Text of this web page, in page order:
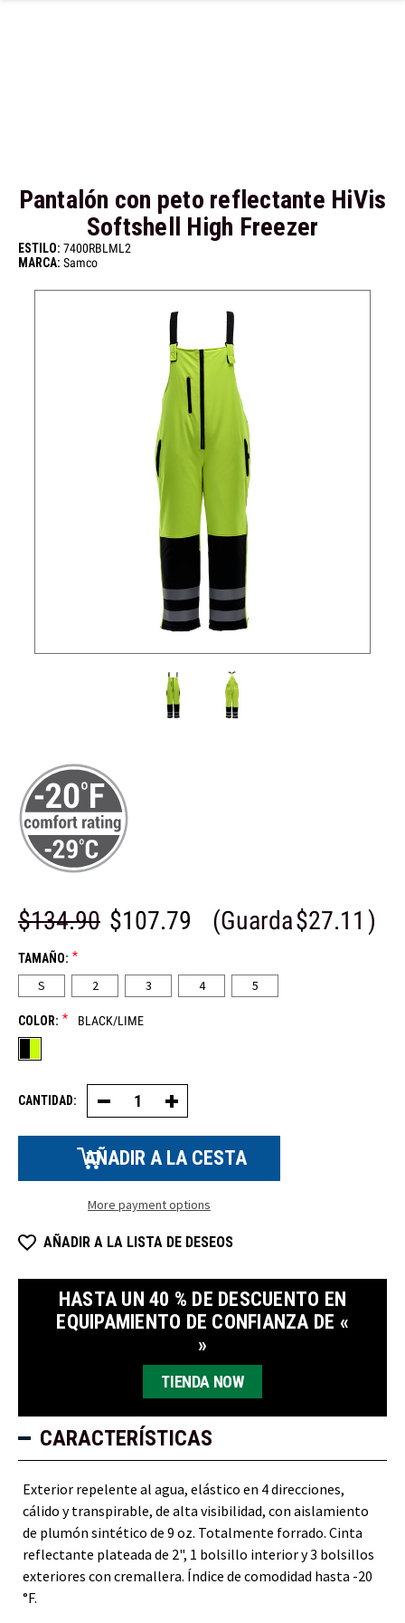
Pantalón con peto reflectante HiVis
Softshell High Freezer
ESTILO: 7400RBLML2
MARCA: Samco
$134.90 $107.79 (Guarda$27.11 )
TAMAÑO: *
S 2 3 4 5
COLOR: * BLACK/LIME
CANTIDAD: Disminuir
la
cantidad
de
pantalones
peto
Reflective
High
Freezer
Aumentar
la
cantidad
pantalones
peto
Reflective
High
Freezer
More payment options
AÑADIR A LA LISTA DE DESEOS
HASTA UN 40 % DE DESCUENTO EN
EQUIPAMIENTO DE CONFIANZA DE «
»
TIENDA NOW
CARACTERÍSTICAS
Exterior repelente al agua, elástico en 4 direcciones,
cálido y transpirable, de alta visibilidad, con aislamiento
de plumón sintético de 9 oz. Totalmente forrado. Cinta
reflectante plateada de 2", 1 bolsillo interior y 3 bolsillos
exteriores con cremallera. Índice de comodidad hasta -20
°F.